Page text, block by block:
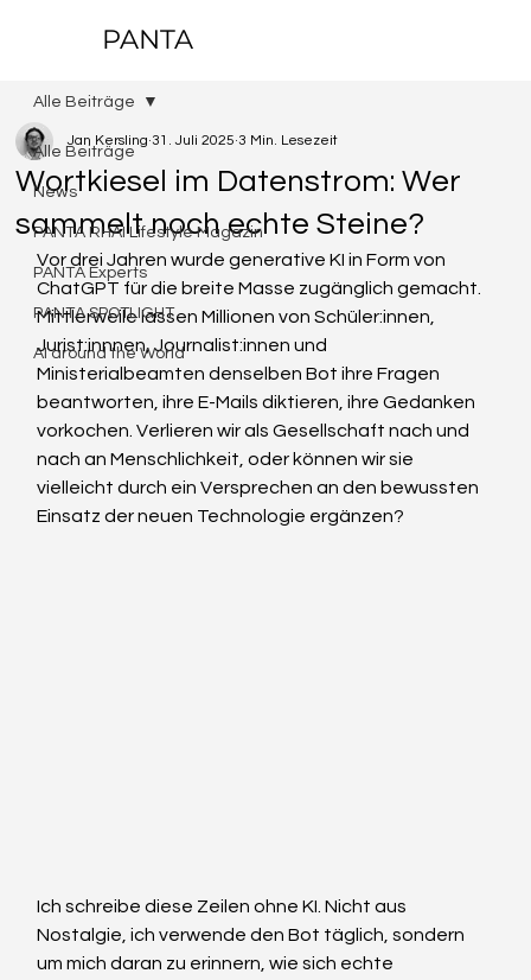
PANTA
Alle Beiträge
News
PANTA RHAI Lifestyle Magazin
PANTA Experts
PANTA SPOTLIGHT
AI around the World
Alle Beiträge
Wortkiesel im Datenstrom: Wer
sammelt noch echte Steine?
Jan Kersling 31. Juli 2025 3 Min. Lesezeit
Vor drei Jahren wurde generative KI in Form von
ChatGPT für die breite Masse zugänglich gemacht.
Mittlerweile lassen Millionen von Schüler:innen,
Jurist:innnen, Journalist:innen und
Ministerialbeamten denselben Bot ihre Fragen
beantworten, ihre E-Mails diktieren, ihre Gedanken
vorkochen. Verlieren wir als Gesellschaft nach und
nach an Menschlichkeit, oder können wir sie
vielleicht durch ein Versprechen an den bewussten
Einsatz der neuen Technologie ergänzen?
Ich schreibe diese Zeilen ohne KI. Nicht aus
Nostalgie, ich verwende den Bot täglich, sondern
um mich daran zu erinnern, wie sich echte